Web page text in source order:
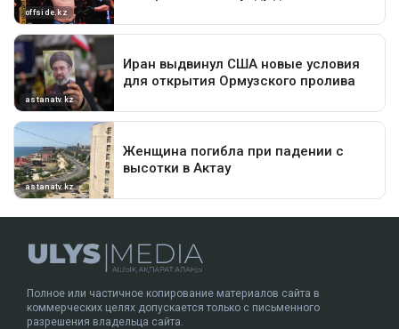
Полное или частичное копирование материалов сайта в
коммерческих целях допускается только с письменного
разрешения владельца сайта.